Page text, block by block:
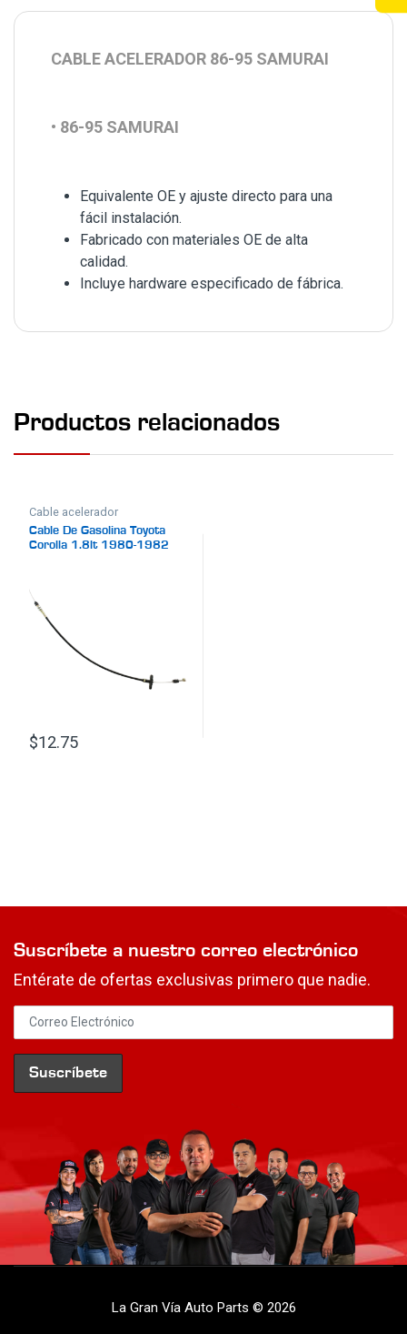
CABLE ACELERADOR 86-95 SAMURAI
• 86-95 SAMURAI
Equivalente OE y ajuste directo para una
fácil instalación.
Fabricado con materiales OE de alta
calidad.
Incluye hardware especificado de fábrica.
Productos relacionados
Cable acelerador
Cable De Gasolina Toyota
Corolla 1.8lt 1980-1982
$12.75
Suscríbete a nuestro correo electrónico
Entérate de ofertas exclusivas primero que nadie.
La Gran Vía Auto Parts © 2026